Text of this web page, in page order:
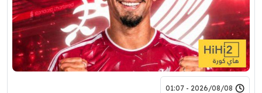
2026/08/08 - 01:07